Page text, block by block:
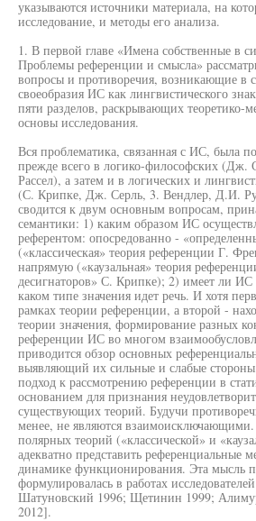
указываются источники материала, на
исследование, и методы его анализа.
1. В первой главе «Имена собственные в
Проблемы референции и смысла»
вопросы и противоречия, возникающие в
своеобразия ИС как лингвистического
пяти разделов, раскрывающих теоретико-
основы исследования.
Вся проблематика, связанная с ИС, была
прежде всего в логико-философских
Рассел), а затем и в логических и
(С. Крипке, Дж. Серль, 3. Вендлер, Д.И.
сводится к двум основным вопросам,
семантики: 1) каким образом ИС
референтом: опосредованно -
(«классическая» теория референции Г.
напрямую («каузальная» теория
десигнаторов» С. Крипке); 2) имеет ли ИС
каком типе значения идет речь. И хотя
рамках теории референции, а второй -
теории значения, формирование разных
референции ИС во многом
приводится обзор основных
выявляющий их сильные и слабые
подход к рассмотрению референции в
основанием для признания
существующих теорий. Будучи
менее, не являются
полярных теорий («классической» и
адекватно представить референциальные
динамике функционирования. Эта мысль
формулировалась в работах
Шатуновский 1996; Щетинин 1999;
2012].